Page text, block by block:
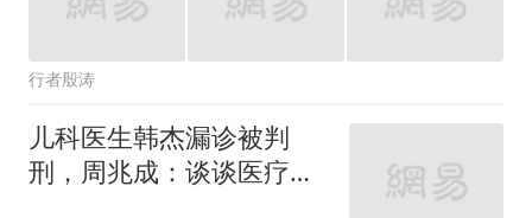
行者殷涛
儿科医生韩杰漏诊被判
刑，周兆成：谈谈医疗事